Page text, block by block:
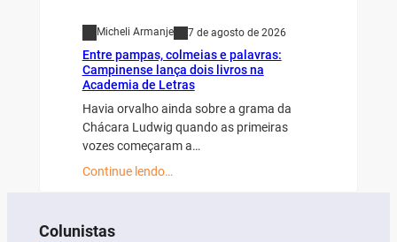
Micheli Armanje 7 de agosto de 2026
Entre pampas, colmeias e palavras:
Campinense lança dois livros na
Academia de Letras
Havia orvalho ainda sobre a grama da
Chácara Ludwig quando as primeiras
vozes começaram a…
Continue lendo…
Colunistas